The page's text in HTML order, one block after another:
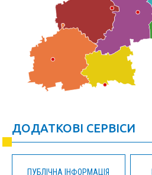
ДОДАТКОВІ СЕРВІСИ
ПУБЛІЧНА ІНФОРМАЦІЯ